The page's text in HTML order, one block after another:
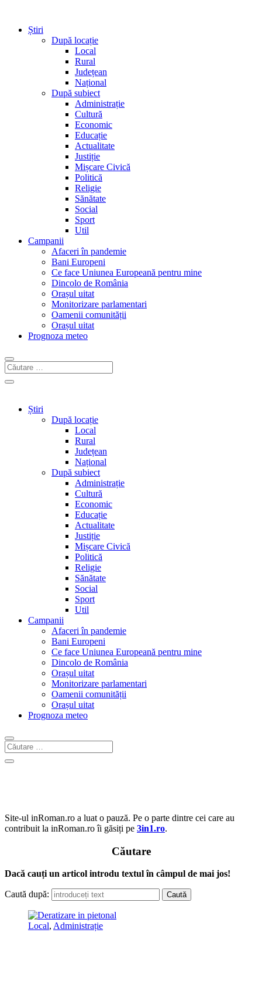
Știri
După locație
Local
Rural
Județean
Național
După subiect
Administrație
Cultură
Economic
Educație
Actualitate
Justiție
Mișcare Civică
Politică
Religie
Sănătate
Social
Sport
Util
Campanii
Afaceri în pandemie
Bani Europeni
Ce face Uniunea Europeană pentru mine
Dincolo de România
Orașul uitat
Monitorizare parlamentari
Oamenii comunității
Orașul uitat
Prognoza meteo
Știri
După locație
Local
Rural
Județean
Național
După subiect
Administrație
Cultură
Economic
Educație
Actualitate
Justiție
Mișcare Civică
Politică
Religie
Sănătate
Social
Sport
Util
Campanii
Afaceri în pandemie
Bani Europeni
Ce face Uniunea Europeană pentru mine
Dincolo de România
Orașul uitat
Monitorizare parlamentari
Oamenii comunității
Orașul uitat
Prognoza meteo
Site-ul inRoman.ro a luat o pauză. Pe o parte dintre cei care au
contribuit la inRoman.ro îi găsiți pe 3in1.ro.
Căutare
Dacă cauți un articol introdu textul în câmpul de mai jos!
Caută după:
Local, Administrație